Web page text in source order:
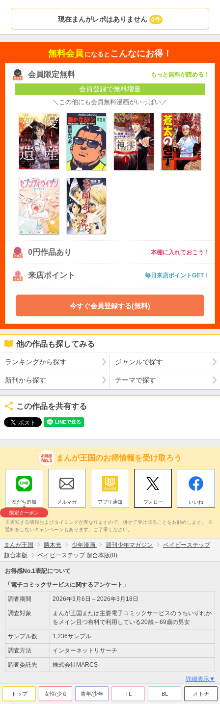
現在まんがレポはありません 0件
無料会員 になると こんなにお得！
会員限定無料 もっと無料が読める！
会員登録で無料増量
＼この他にも会員無料漫画がいっぱい／
0円作品あり 本棚に入れておこう！
来店ポイント 毎日来店ポイントGET！
今すぐ会員登録する(無料)
他の作品も探してみる
ランキングから探す ジャンルで探す
新刊から探す テーマで探す
この作品を共有する
まんが王国のお得情報を受け取ろう
友だち追加
限定クーポン
メルマガ アプリ通知 フォロー いいね
※通知する情報およびタイミングが異なりますので、併せて受け取ることをお勧めします。 ※
通知をしないキャンペーンもあります。ご了承ください。
まんが王国 勝木光 少年漫画 週刊少年マガジン
ベイビーステップ
超合本版
ベイビーステップ 超合本版(8)
お得感No.1表記について
「電子コミックサービスに関するアンケート」
調査期間 2026年3月6日～2026年3月18日
調査対象
まんが王国または主要電子コミックサービスのうちいずれか
をメイン且つ有料で利用している20歳～69歳の男女
サンプル数 1,236サンプル
調査方法 インターネットリサーチ
調査委託先 株式会社MARCS
詳細表示▼
トップ 女性/少女 青年/少年 TL BL オトナ